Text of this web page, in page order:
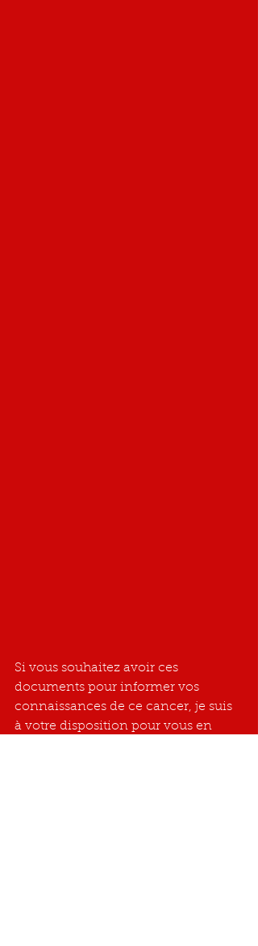
Si vous souhaitez avoir ces
documents pour informer vos
connaissances de ce cancer, je suis
à votre disposition pour vous en